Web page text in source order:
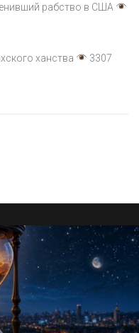
рабство в США
ханства
3307